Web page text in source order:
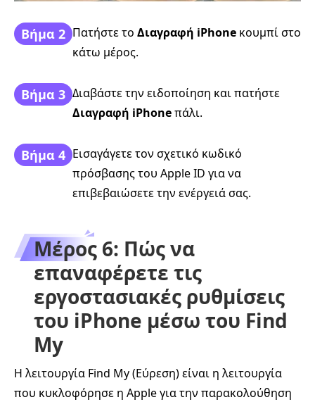
Βήμα 2 Πατήστε το Διαγραφή iPhone κουμπί στο
κάτω μέρος.
Βήμα 3 Διαβάστε την ειδοποίηση και πατήστε
Διαγραφή iPhoneπάλι.
Βήμα 4 Εισαγάγετε τον σχετικό κωδικό
πρόσβασης του Apple ID για να
επιβεβαιώσετε την ενέργειά σας.
Μέρος 6: Πώς να
επαναφέρετε τις
εργοστασιακές ρυθμίσεις
του iPhone μέσω του Find
My
Η λειτουργία Find My (Εύρεση) είναι η λειτουργία
που κυκλοφόρησε η Apple για την παρακολούθηση